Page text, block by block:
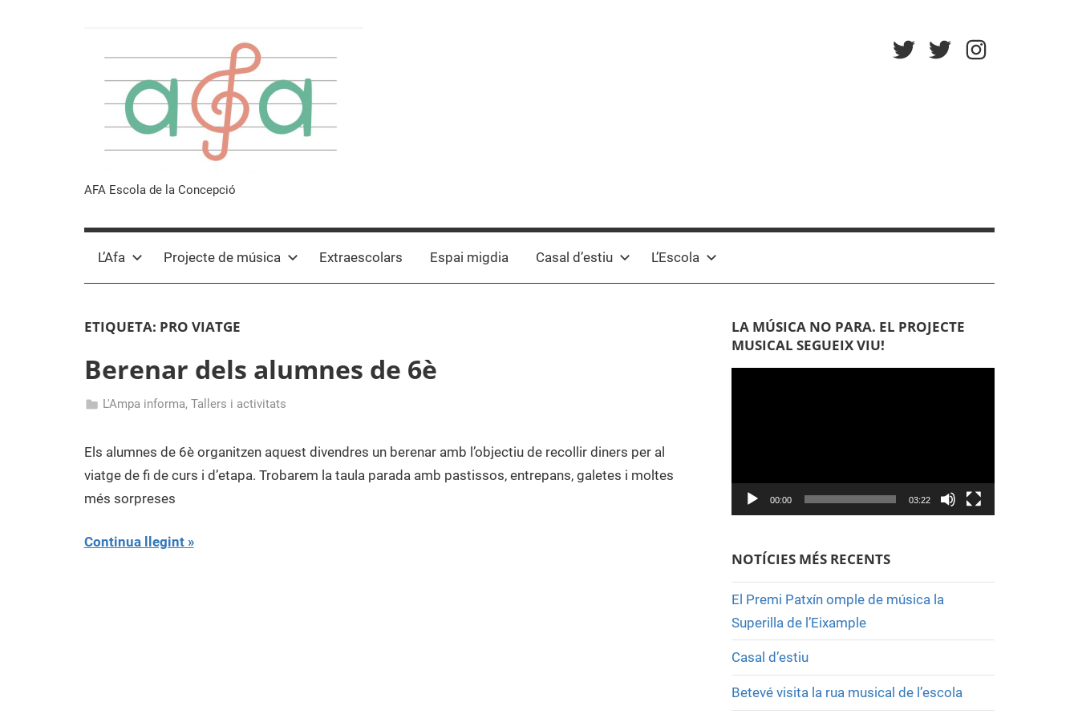
Afa
Escola
de
la
Concepció
AFA Escola de la Concepció
TwitterTwitterInstagram
L’Afa Projecte de música Extraescolars Espai migdia Casal d’estiu L’Escola
ETIQUETA: PRO VIATGE
Berenar dels alumnes de 6è
de
2019
L'Ampa informa, Tallers i activitats
Els alumnes de 6è organitzen aquest divendres un berenar amb l’objectiu de recollir diners per al
viatge de fi de curs i d’etapa. Trobarem la taula parada amb pastissos, entrepans, galetes i moltes
més sorpreses
Continua llegint
LA MÚSICA NO PARA. EL PROJECTE
MUSICAL SEGUEIX VIU!
00:00 03:22
NOTÍCIES MÉS RECENTS
El Premi Patxín omple de música la
Superilla de l’Eixample
Casal d’estiu
Betevé visita la rua musical de l’escola